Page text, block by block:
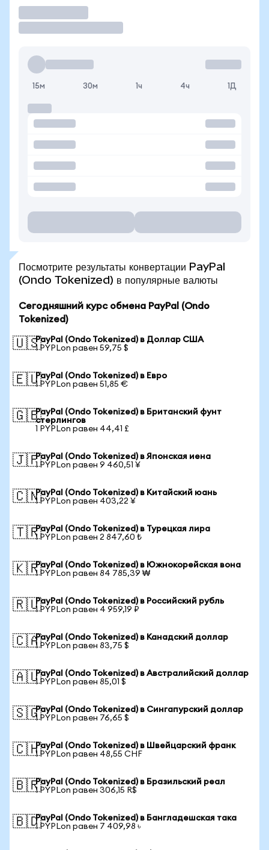
15м 30м 1ч 4ч 1Д
Посмотрите результаты конвертации PayPal
(Ondo Tokenized) в популярные валюты
Сегодняшний курс обмена PayPal (Ondo
Tokenized)
🇺🇸PayPal (Ondo Tokenized) в Доллар США
1 PYPLon равен 59,75 $
🇪🇺PayPal (Ondo Tokenized) в Евро
1 PYPLon равен 51,85 €
🇬🇧PayPal (Ondo Tokenized) в Британский фунт
стерлингов
1 PYPLon равен 44,41 £
🇯🇵PayPal (Ondo Tokenized) в Японская иена
1 PYPLon равен 9 460,51 ¥
🇨🇳PayPal (Ondo Tokenized) в Китайский юань
1 PYPLon равен 403,22 ¥
🇹🇷PayPal (Ondo Tokenized) в Турецкая лира
1 PYPLon равен 2 847,60 ₺
🇰🇷PayPal (Ondo Tokenized) в Южнокорейская вона
1 PYPLon равен 84 785,39 ₩
🇷🇺PayPal (Ondo Tokenized) в Российский рубль
1 PYPLon равен 4 959,19 ₽
🇨🇦PayPal (Ondo Tokenized) в Канадский доллар
1 PYPLon равен 83,75 $
🇦🇺PayPal (Ondo Tokenized) в Австралийский доллар
1 PYPLon равен 85,01 $
🇸🇬PayPal (Ondo Tokenized) в Сингапурский доллар
1 PYPLon равен 76,65 $
🇨🇭PayPal (Ondo Tokenized) в Швейцарский франк
1 PYPLon равен 48,55 CHF
🇧🇷PayPal (Ondo Tokenized) в Бразильский реал
1 PYPLon равен 306,15 R$
🇧🇩PayPal (Ondo Tokenized) в Бангладешская така
1 PYPLon равен 7 409,98 ৳